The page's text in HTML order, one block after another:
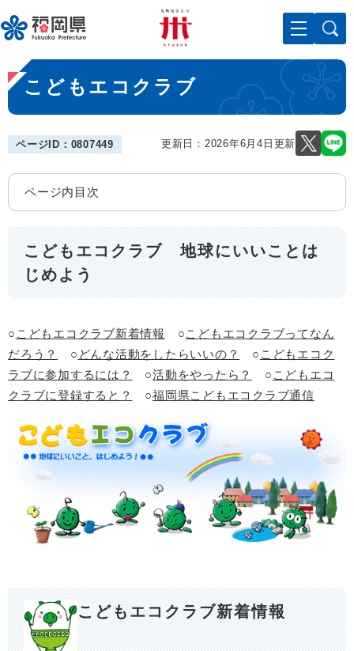
ー
ジ
先
頭
で
メニューを飛ばして本文へ
本
文
こどもエコクラブ
ページID：0807449 更新日：2026年6月4日更新
ページ内目次
こどもエコクラブ 地球にいいことは
じめよう
○ こどもエコクラブ新着情報 ○こどもエコクラブってなん
だろう？
○ どんな活動をしたらいいの？ ○ こどもエコク
ラブに参加するには？
○活動をやったら？ ○ こどもエコ
クラブに登録すると？
○福岡県こどもエコクラブ通信
こどもエコクラブ新着情報